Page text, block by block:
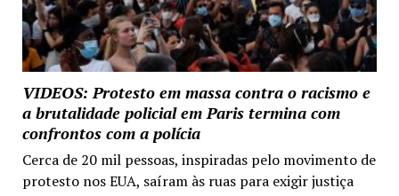
VIDEOS: Protesto em massa contra o racismo e
a brutalidade policial em Paris termina com
confrontos com a polícia
Cerca de 20 mil pessoas, inspiradas pelo movimento de
protesto nos EUA, saíram às ruas para exigir justiça